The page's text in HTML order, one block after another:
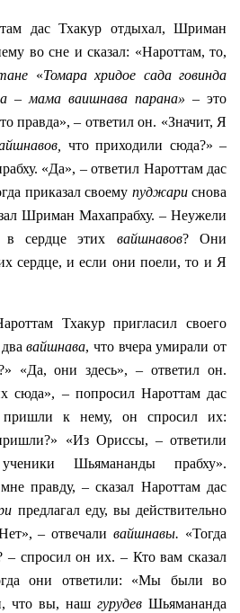
дас Тхакур отдыхал, Шриман
во сне и сказал: «Нароттам, то,
«Томара хридое сада говинда
–мама ваишнава парана» – это
правда», – ответил он. «Значит, Я
что приходили сюда?» –
«Да», – ответил Нароттам дас
приказал своему пуджариснова
Шриман Махапрабху. – Неужели
в сердце этих вайшнавов? Они
сердце, и если они поели, то и Я
Тхакур пригласил своего
вайшнава, что вчера умирали от
«Да, они здесь», – ответил он.
сюда», – попросил Нароттам дас
к нему, он спросил их:
«Из Ориссы, – ответили
Шьямананды прабху».
правду, – сказал Нароттам дас
предлагал еду, вы действительно
– отвечаливайшнавы. «Тогда
– спросил он их. – Кто вам сказал
они ответили: «Мы были во
что вы, наш гурудев Шьямананда